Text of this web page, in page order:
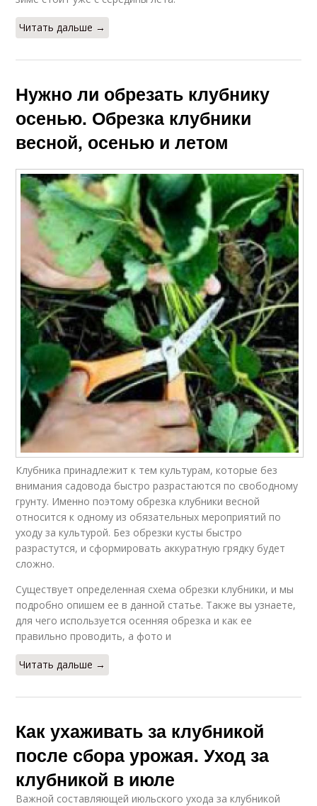
Читать дальше →
Нужно ли обрезать клубнику
осенью. Обрезка клубники
весной, осенью и летом
Клубника принадлежит к тем культурам, которые без
внимания садовода быстро разрастаются по свободному
грунту. Именно поэтому обрезка клубники весной
относится к одному из обязательных мероприятий по
уходу за культурой. Без обрезки кусты быстро
разрастутся, и сформировать аккуратную грядку будет
сложно.
Существует определенная схема обрезки клубники, и мы
подробно опишем ее в данной статье. Также вы узнаете,
для чего используется осенняя обрезка и как ее
правильно проводить, а фото и
Читать дальше →
Как ухаживать за клубникой
после сбора урожая. Уход за
клубникой в июле
Важной составляющей июльского ухода за клубникой